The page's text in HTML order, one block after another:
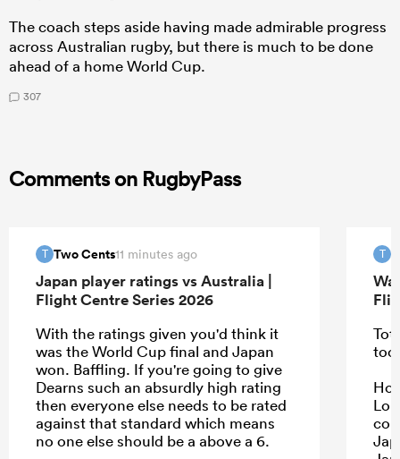
The coach steps aside having made admirable progress
across Australian rugby, but there is much to be done
ahead of a home World Cup.
307
Comments on RugbyPass
T Two Cents11 minutes ago
Japan player ratings vs Australia |
Flight Centre Series 2026
With the ratings given you'd think it
was the World Cup final and Japan
won. Baffling. If you're going to give
Dearns such an absurdly high rating
then everyone else needs to be rated
against that standard which means
no one else should be a above a 6.
T
too